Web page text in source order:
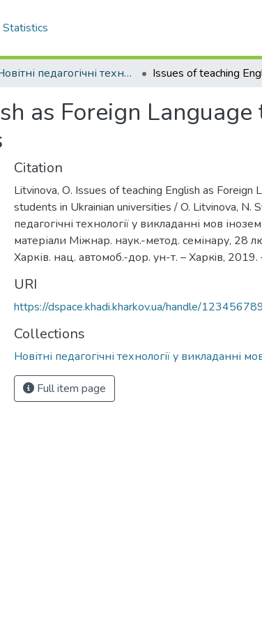
Statistics
Новітні педагогічні технології у викладанні мов іноземним студентам
as Foreign
Citation
Litvinova, О. Issues of teaching English as Foreign
students in Ukrainian universities / O. Litvinova, N.
педагогічні технології у викладанні мов
матеріали Міжнар. наук.-метод. семінару, 28
Харків. нац. автомоб.-дор. ун-т. – Харкiв,
URI
https://dspace.khadi.kharkov.ua/handle/
Collections
Новітні педагогічні технології у викладанні
Full item page